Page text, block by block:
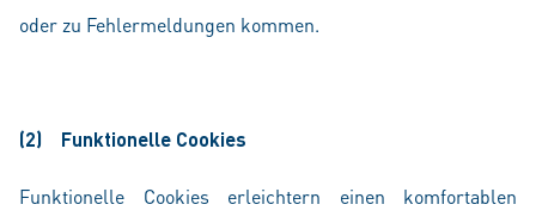
oder zu Fehlermeldungen kommen.
(2) Funktionelle Cookies
Funktionelle Cookies erleichtern einen komfortablen